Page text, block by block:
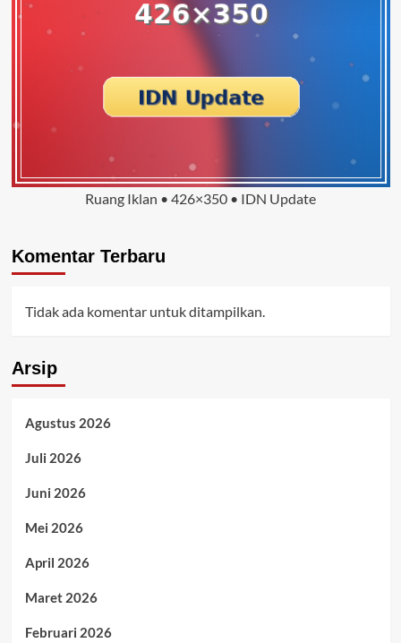
Ruang Iklan • 426×350 • IDN Update
Komentar Terbaru
Tidak ada komentar untuk ditampilkan.
Arsip
Agustus 2026
Juli 2026
Juni 2026
Mei 2026
April 2026
Maret 2026
Februari 2026